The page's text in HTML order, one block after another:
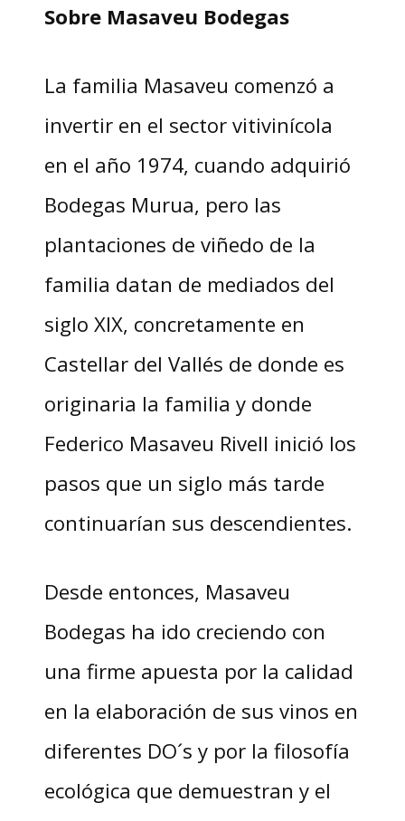
Sobre Masaveu Bodegas
La familia Masaveu comenzó a
invertir en el sector vitivinícola
en el año 1974, cuando adquirió
Bodegas Murua, pero las
plantaciones de viñedo de la
familia datan de mediados del
siglo XIX, concretamente en
Castellar del Vallés de donde es
originaria la familia y donde
Federico Masaveu Rivell inició los
pasos que un siglo más tarde
continuarían sus descendientes.
Desde entonces, Masaveu
Bodegas ha ido creciendo con
una firme apuesta por la calidad
en la elaboración de sus vinos en
diferentes DO´s y por la filosofía
ecológica que demuestran y el